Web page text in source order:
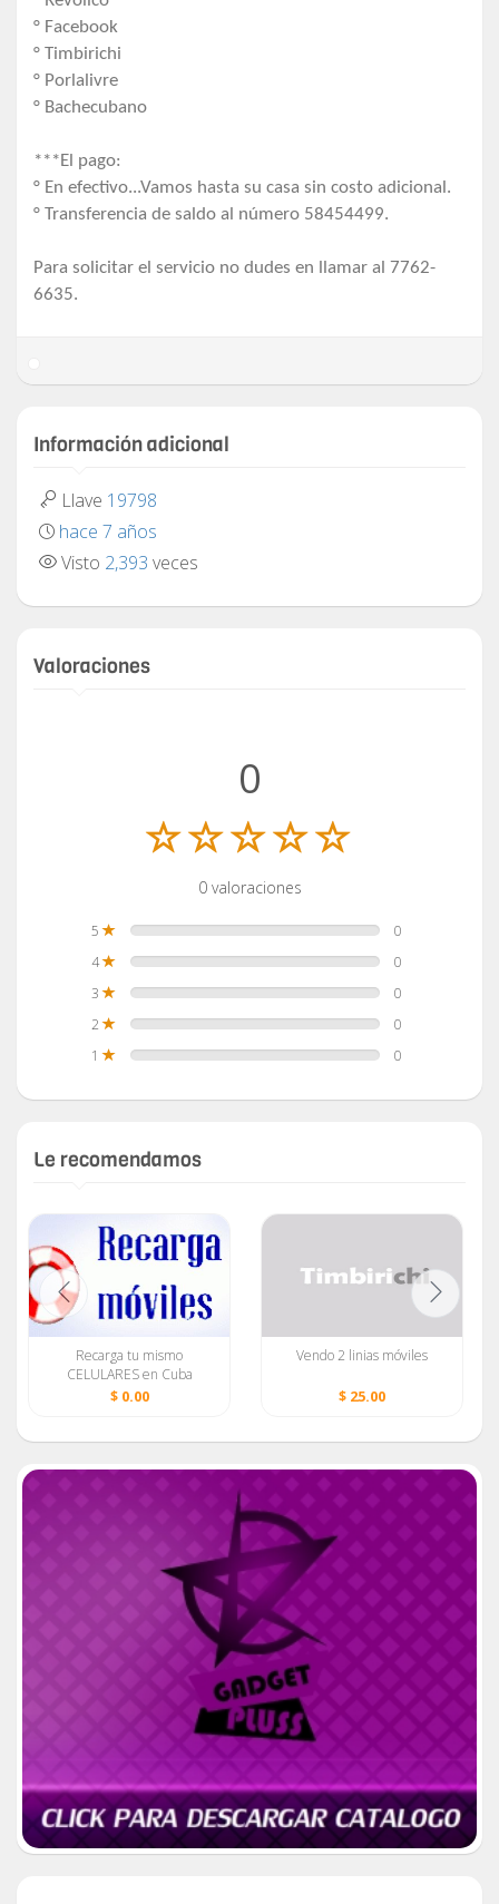
° Facebook
° Timbirichi
° Porlalivre
° Bachecubano
***El pago:
° En efectivo...Vamos hasta su casa sin costo adicional.
° Transferencia de saldo al número 58454499.
Para solicitar el servicio no dudes en llamar al 7762-
6635.
Información adicional
Llave 19798
hace 7 años
Visto 2,393 veces
Valoraciones
0
0 valoraciones
5
0
4
0
3
0
2
0
1
0
Le recomendamos
Recarga tu mismo
CELULARES en Cuba
(NUEVO recarga internet
$ 0.00
Vendo 2 linias móviles
$ 25.00